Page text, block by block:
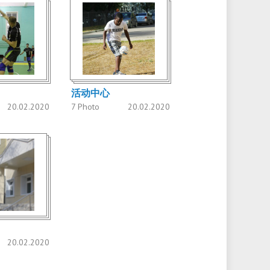
20.02.2020
活动中心
20.02.2020
7 Photo
20.02.2020